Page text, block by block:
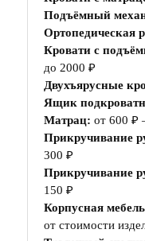
Подъёмный
Ортопедическая
Кровати с
до 2000 ₽
Двухъярусные
Ящик
Матрац: от 600 ₽
Прикручивание
300 ₽
Прикручивание
150 ₽
Корпусная
от стоимости